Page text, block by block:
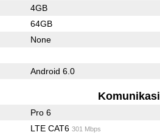
4GB
64GB
None
Android 6.0
Komunikasi
Pro 6
LTE CAT6 301 Mbps